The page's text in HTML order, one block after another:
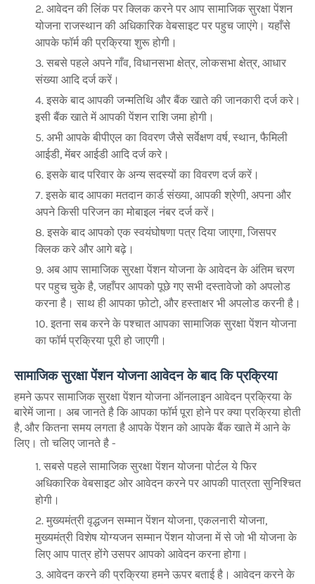
आवेदन की लिंक पर क्लिक करने पर आप सामाजिक सुरक्षा पेंशन
योजना राजस्थान की अधिकारिक वेबसाइट पर पहुच जाएंगे। यहाँसे
आपके फॉर्म की प्रक्रिया शुरू होगी।
सबसे पहले अपने गाँव, विधानसभा क्षेत्र, लोकसभा क्षेत्र, आधार
संख्या आदि दर्ज करें।
इसके बाद आपकी जन्मतिथि और बैंक खाते की जानकारी दर्ज करे।
इसी बैंक खाते में आपकी पेंशन राशि जमा होगी।
अभी आपके बीपीएल का विवरण जैसे सर्वेक्षण वर्ष, स्थान, फैमिली
आईडी, मेंबर आईडी आदि दर्ज करे।
इसके बाद परिवार के अन्य सदस्यों का विवरण दर्ज करें।
इसके बाद आपका मतदान कार्ड संख्या, आपकी श्रेणी, अपना और
अपने किसी परिजन का मोबाइल नंबर दर्ज करें।
इसके बाद आपको एक स्वयंघोषणा पत्र दिया जाएगा, जिसपर
क्लिक करे और आगे बढ़े।
अब आप सामाजिक सुरक्षा पेंशन योजना के आवेदन के अंतिम चरण
पर पहुच चुके है, जहाँपर आपको पूछे गए सभी दस्तावेजो को अपलोड
करना है। साथ ही आपका फ़ोटो, और हस्ताक्षर भी अपलोड करनी है।
इतना सब करने के पश्चात आपका सामाजिक सुरक्षा पेंशन योजना
का फॉर्म प्रक्रिया पूरी हो जाएगी।
सामाजिक सुरक्षा पेंशन योजना आवेदन के बाद कि प्रक्रिया
हमने ऊपर सामाजिक सुरक्षा पेंशन योजना ऑनलाइन आवेदन प्रक्रिया के
बारेमें जाना। अब जानते है कि आपका फॉर्म पूरा होने पर क्या प्रक्रिया होती
है, और कितना समय लगता है आपके पेंशन को आपके बैंक खाते में आने के
लिए। तो चलिए जानते है -
सबसे पहले सामाजिक सुरक्षा पेंशन योजना पोर्टल ये फिर
अधिकारिक वेबसाइट ओर आवेदन करने पर आपकी पात्रता सुनिश्चित
होगी।
मुख्यमंत्री वृद्धजन सम्मान पेंशन योजना, एकलनारी योजना,
मुख्यमंत्री विशेष योग्यजन सम्मान पेंशन योजना में से जो भी योजना के
लिए आप पात्र होंगे उसपर आपको आवेदन करना होगा।
आवेदन करने की प्रक्रिया हमने ऊपर बताई है। आवेदन करने के